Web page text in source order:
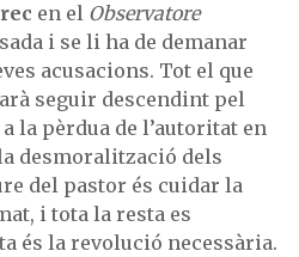
en el Observatore
i se li ha de demanar
acusacions. Tot el que
seguir descendint pel
la pèrdua de l’autoritat en
desmoralització dels
del pastor és cuidar la
i tota la resta es
és la revolució necessària.